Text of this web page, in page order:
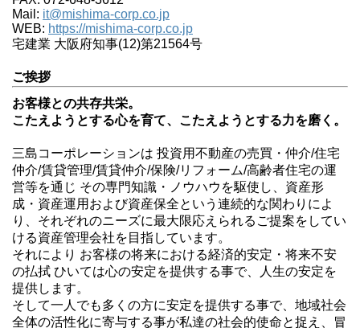
Mail: it@mishima-corp.co.jp
WEB: https://mishima-corp.co.jp
宅建業 大阪府知事(12)第21564号
ご挨拶
お客様との共存共栄。
こたえようとする心を育て、こたえようとする力を磨く。
三島コーポレーションは 投資用不動産の売買・仲介/住宅
仲介/賃貸管理/賃貸仲介/保険/リフォーム/高齢者住宅の運
営等を通じ その専門知識・ノウハウを駆使し、資産形
成・資産運用および資産保全という連続的な関わりによ
り、それぞれのニーズに最大限応えられるご提案をしてい
ける資産管理会社を目指しています。
それにより お客様の将来における経済的安定・将来不安
の払拭 ひいては心の安定を提供する事で、人生の安定を
提供します。
そして一人でも多くの方に安定を提供する事で、地域社会
全体の活性化に寄与する事が私達の社会的使命と捉え、冒